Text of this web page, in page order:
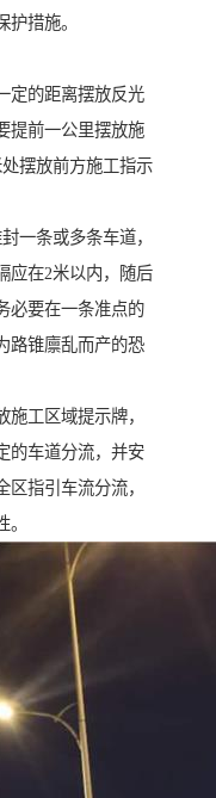
措施。
定的距离摆放反光
提前一公里摆放施
摆放前方施工指示
一条或多条车道，
应在2米以内，随后
必要在一条准点的
路锥廪乱而产的恐
工区域提示牌，
的车道分流，并安
指引车流分流，